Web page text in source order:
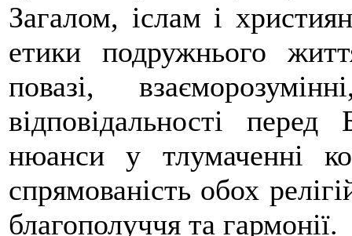
Загалом, іслам і
етики подружнього
повазі,
відповідальності
нюанси у тлумаченні
спрямованість обох
благополуччя та гармонії.